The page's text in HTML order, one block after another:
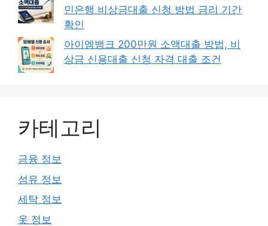
민은행 비상금대출 신청 방법 금리 기간
확인
아이엠뱅크 200만원 소액대출 방법, 비
상금 신용대출 신청 자격 대출 조건
카테고리
금융 정보
섬유 정보
세탁 정보
옷 정보